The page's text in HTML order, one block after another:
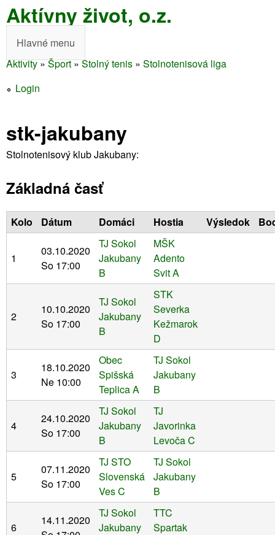
Skočiť
na
obsah
Aktívny život, o.z.
l
a
n
é
m
n
Hlavné menu
Nachádzate
tu
Aktivity»Šport»Stolný tenis » Stolnotenisová liga
Login
stk-jakubany
Stolnotenisový klub Jakubany:
Základná časť
Kolo Dátum Domáci Hostia Výsledok
1
03.10.2020
So 17:00
TJ Sokol
Jakubany
B
MŠK
Adento
Svit A
2
10.10.2020
So 17:00
TJ Sokol
Jakubany
B
STK
Severka
Kežmarok
D
3
18.10.2020
Ne 10:00
Obec
Spišská
Teplica A
TJ Sokol
Jakubany
B
4
24.10.2020
So 17:00
TJ Sokol
Jakubany
B
TJ
Javorinka
Levoča C
5
07.11.2020
So 17:00
TJ STO
Slovenská
Ves C
TJ Sokol
Jakubany
B
6
14.11.2020
TJ Sokol
Jakubany
TTC
Spartak